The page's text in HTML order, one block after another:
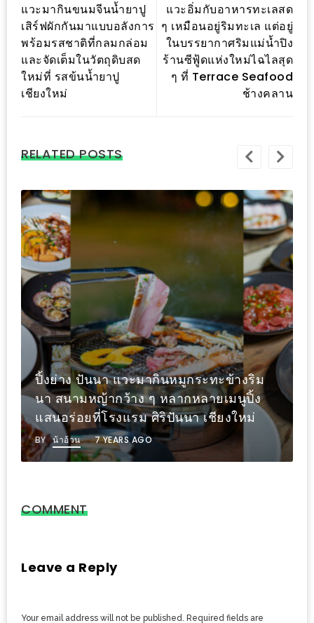
กิน
ไม่
ยั้ง
หมู
เผา
งบ
ไม่
บาน
ปลาย
ไม่
เกิน
300
บาท
เกี่ยว
กับ
เว็บ
น้า
อ้วน
ชวน
เจ้าของ
เพื่อน
แวะมากินขนมจีนน้ำยาปู
เสิร์ฟผักกันมาแบบอลังการ
พร้อมรสชาติที่กลมกล่อม
และจัดเต็มในวัตถุดิบสด
ใหม่ที่ รสข้นน้ำยาปู
เชียงใหม่
แวะอิ่มกับอาหารทะเลสด
ๆ เหมือนอยู่ริมทะเล แต่อยู่
ในบรรยากาศริมแม่น้ำปิง
ร้านซีฟู้ดแห่งใหม่ไฉไลสุด
ๆ ที่ Terrace Seafood
ช้างคลาน
RELATED POSTS
ทะข้างริม
ายเมนูปิ้ง
ชียงใหม่
ไม่สด ไม่เสิร์ฟ สดเหมือนกินที่ทะ
บริการส่งถึงบ้านที่ แม่เพ็ญ ซีฟู๊ด
BY น้าอ้วน 9 YEARS AGO
COMMENT
Leave a Reply
Your email address will not be published. Required fields are